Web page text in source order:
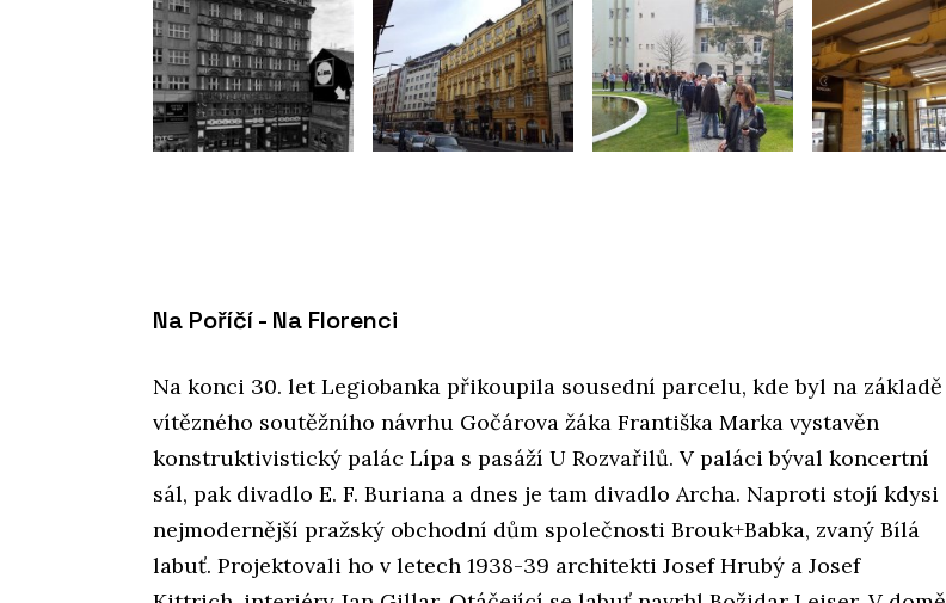
Na Poříčí - Na Florenci
Na konci 30. let Legiobanka přikoupila sousední parcelu, kde byl na základě
vítězného soutěžního návrhu Gočárova žáka Františka Marka vystavěn
konstruktivistický palác Lípa s pasáží U Rozvařilů. V paláci býval koncertní
sál, pak divadlo E. F. Buriana a dnes je tam divadlo Archa. Naproti stojí kdysi
nejmodernější pražský obchodní dům společnosti Brouk+Babka, zvaný Bílá
labuť. Projektovali ho v letech 1938-39 architekti Josef Hrubý a Josef